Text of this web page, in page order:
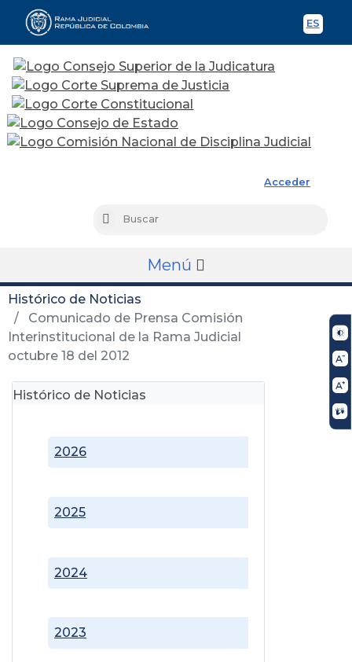
ES
Acceder
Buscar
Menú
Histórico de Noticias
Comunicado de Prensa Comisión
Interinstitucional de la Rama Judicial
octubre 18 del 2012
Histórico de Noticias
2023
2024
2025
2026